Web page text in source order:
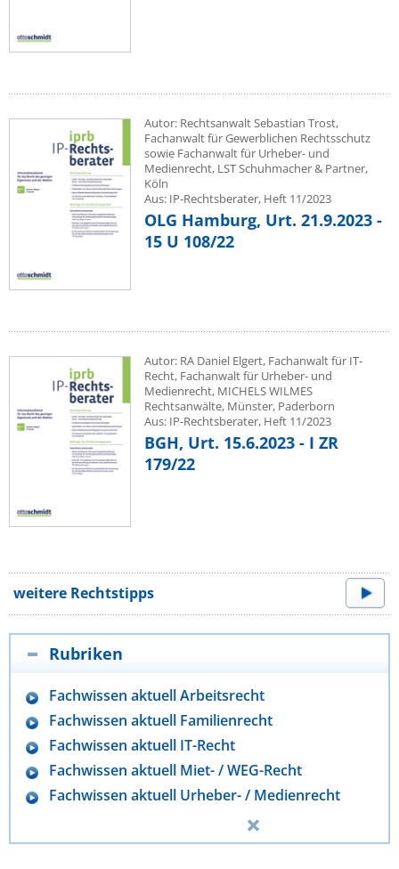
Autor: Rechtsanwalt Sebastian Trost,
Fachanwalt für Gewerblichen Rechtsschutz
sowie Fachanwalt für Urheber- und
Medienrecht, LST Schuhmacher & Partner,
Köln
Aus: IP-Rechtsberater, Heft 11/2023
OLG Hamburg, Urt. 21.9.2023 -
15 U 108/22
Autor: RA Daniel Elgert, Fachanwalt für IT-
Recht, Fachanwalt für Urheber- und
Medienrecht, MICHELS WILMES
Rechtsanwälte, Münster, Paderborn
Aus: IP-Rechtsberater, Heft 11/2023
BGH, Urt. 15.6.2023 - I ZR
179/22
weitere Rechtstipps
Rubriken
Fachwissen aktuell Arbeitsrecht
Fachwissen aktuell Familienrecht
Fachwissen aktuell IT-Recht
Fachwissen aktuell Miet- / WEG-Recht
Fachwissen aktuell Urheber- / Medienrecht